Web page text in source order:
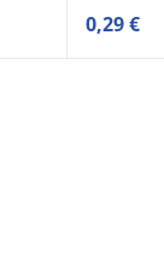
0,29 €